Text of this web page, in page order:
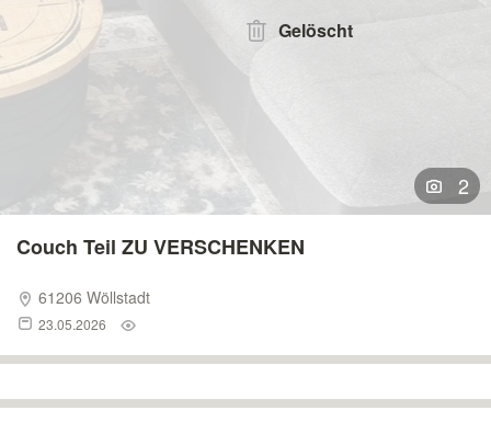
Anzeige aufgeben
Gelöscht
2
Couch Teil ZU VERSCHENKEN
61206 Wöllstadt
23.05.2026